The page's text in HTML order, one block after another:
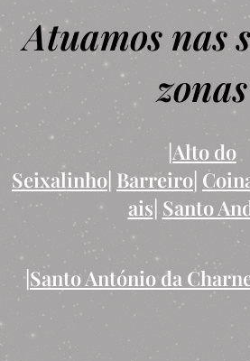
Atuamos nas
zonas
|Alto do
Seixalinho| Barreiro|
ais| Santo
|Santo António da